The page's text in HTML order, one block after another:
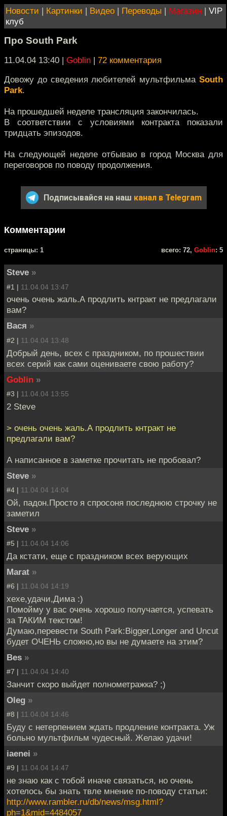
Новости | Картинки | Видео | Переводы | Магазин | VIP
клуб
Про South Park
11.04.04 13:40 | Goblin | 72 комментария
Довожу до сведения любителей мультфильма South
Park.
На прошедшей неделе трансляция закончилась.
В соответствии с условиями контракта показали
тридцать эпизодов.
На следующей неделе отбываю в город Москва для
переговоров по поводу продолжения.
Подписывайся на наш канал в Telegram
Комментарии
cтраницы: 1 всего: 72, Goblin: 5
Steve »
#1 | 11.04.04 13:47
очень очень жаль.А продлить кнтракт не предлагали
вам?
Вася »
#2 | 11.04.04 13:48
Добрый день, всех с праздником, по прошествии
всех серий как сами оцениваете свою работу?
Goblin »
#3 | 11.04.04 13:55
2 Steve
> очень очень жаль.А продлить кнтракт не
предлагали вам?
А написанное в заметке прочитать не пробовал?
Steve »
#4 | 11.04.04 14:04
Ой, падон.Просто я спросоня последнюю строчку не
заметил
Steve »
#5 | 11.04.04 14:06
Да кстати, еще с праздником всех верующих
Marat »
#6 | 11.04.04 14:19
хехе,удачи,Дима :)
Помойму у вас очень хорошо получается, успевать
за ТАКИМ текстом!
Думаю,перевести South Park:Bigger,Longer and Uncut
будет ОЧЕНЬ сложно,но вы не думаете на этим?
Bes »
#7 | 11.04.04 14:40
Занчит скоро выйдет полнометражка? ;)
Oleg »
#8 | 11.04.04 14:46
Буду с нетерпением ждать продление контракта. Уж
больно мультфильм чудесный. Желаю удачи!
iaenei »
#9 | 11.04.04 14:47
не знаю как с тобой иначе связаться, но очень
хотелось бы знать твле мнение по-поводу статьи:
http://www.rambler.ru/db/news/msg.html?
ph=1&mid=4484057